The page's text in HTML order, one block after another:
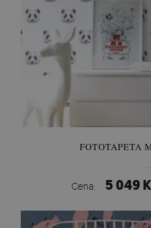
FOTOTAPETA
Cena: 5 049